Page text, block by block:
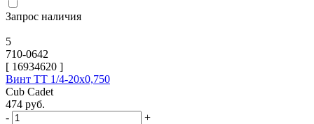
Запрос наличия
5
710-0642
[ 16934620 ]
Винт TT 1/4-20х0,750
Cub Cadet
474 руб.
-
+